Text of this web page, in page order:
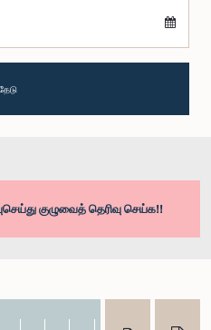
தேடு
குழுவைத் தெரிவு செய்க!!